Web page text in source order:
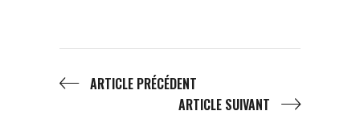
ARTICLE PRÉCÉDENT
ARTICLE SUIVANT